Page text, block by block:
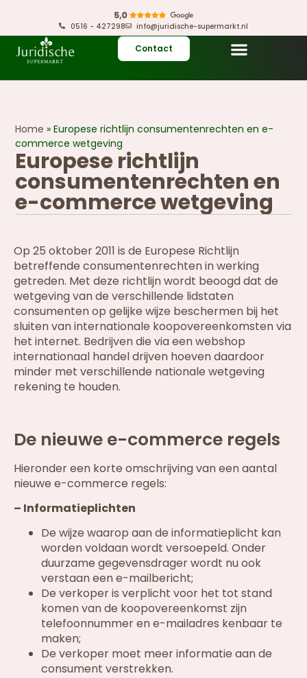
0516 - 427298 info@juridische-supermarkt.nl
Contact
Home »Europese richtlijn consumentenrechten en e-
commerce wetgeving
Europese richtlijn
consumentenrechten en
e-commerce wetgeving
Op 25 oktober 2011 is de Europese Richtlijn
betreffende consumentenrechten in werking
getreden. Met deze richtlijn wordt beoogd dat de
wetgeving van de verschillende lidstaten
consumenten op gelijke wijze beschermen bij het
sluiten van internationale koopovereenkomsten via
het internet. Bedrijven die via een webshop
internationaal handel drijven hoeven daardoor
minder met verschillende nationale wetgeving
rekening te houden.
De nieuwe e-commerce regels
Hieronder een korte omschrijving van een aantal
nieuwe e-commerce regels:
– Informatieplichten
De wijze waarop aan de informatieplicht kan
worden voldaan wordt versoepeld. Onder
duurzame gegevensdrager wordt nu ook
verstaan een e-mailbericht;
De verkoper is verplicht voor het tot stand
komen van de koopovereenkomst zijn
telefoonnummer en e-mailadres kenbaar te
maken;
De verkoper moet meer informatie aan de
consument verstrekken.